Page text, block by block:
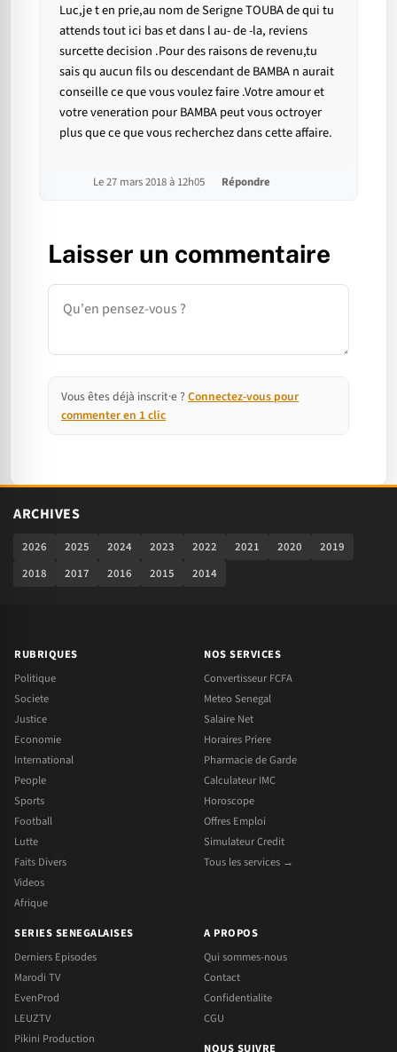
Luc,je t en prie,au nom de Serigne TOUBA de qui tu
attends tout ici bas et dans l au- de -la, reviens
surcette decision .Pour des raisons de revenu,tu
sais qu aucun fils ou descendant de BAMBA n aurait
conseille ce que vous voulez faire .Votre amour et
votre veneration pour BAMBA peut vous octroyer
plus que ce que vous recherchez dans cette affaire.
Le 27 mars 2018 à 12h05 Répondre
Laisser un commentaire
Commentaire
Vous êtes déjà inscrit·e ? Connectez-vous pour
commenter en 1 clic
ARCHIVES
2026 2025 2024 2023 2022 2021 2020
2019
2018
2017 2016 2015 2014
RUBRIQUES
Politique
Societe
Justice
Economie
International
People
Sports
Football
Lutte
Faits Divers
Videos
Afrique
NOS SERVICES
Convertisseur FCFA
Meteo Senegal
Salaire Net
Horaires Priere
Pharmacie de Garde
Calculateur IMC
Horoscope
Offres Emploi
Simulateur Credit
Tous les services →
SERIES SENEGALAISES
Derniers Episodes
Marodi TV
EvenProd
LEUZTV
Pikini Production
A PROPOS
Qui sommes-nous
Contact
Confidentialite
CGU
NOUS SUIVRE